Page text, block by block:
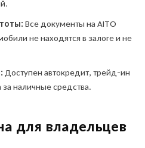
Все документы на AITO
не находятся в залоге и не
Доступен автокредит, трейд-ин
наличные средства.
для владельцев